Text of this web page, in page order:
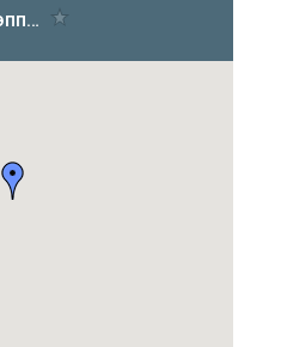
Unterricht